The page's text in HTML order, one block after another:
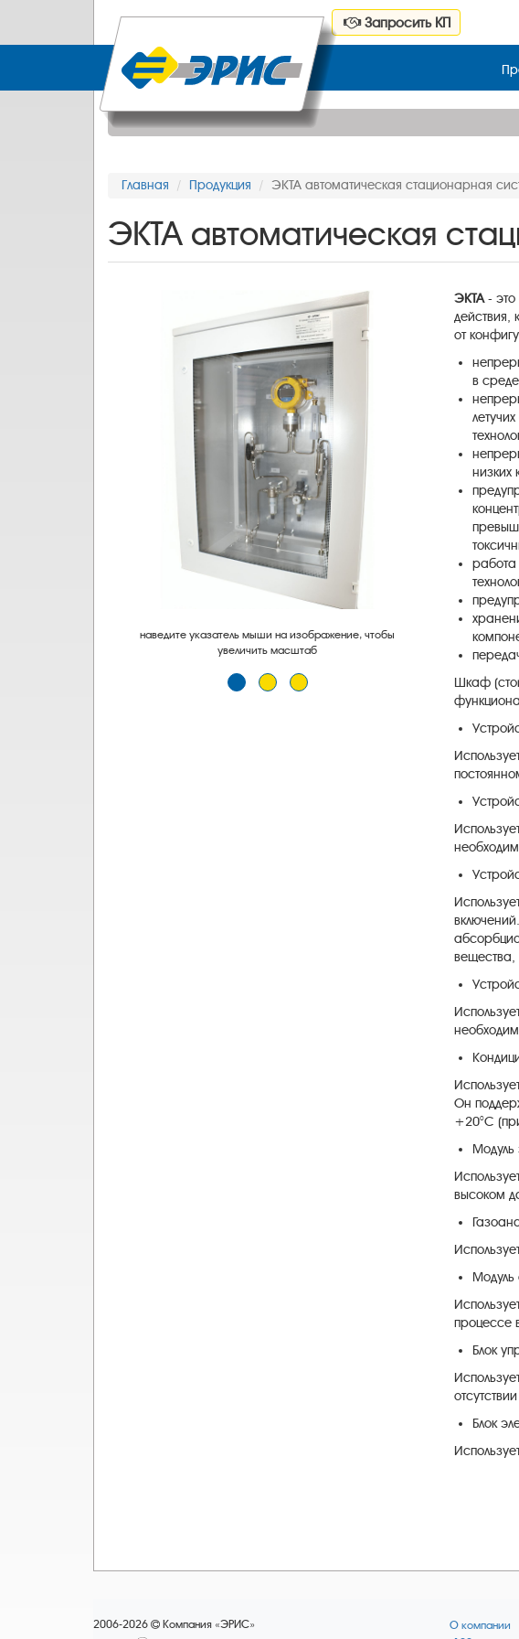
Запросить КП
Главная Продукция ЭКТА автоматическая стационарная
ЭКТА автоматическая
наведите указатель мыши на изображение, чтобы
увеличить масштаб
ЭКТА-
действия,
от
в среде
летучих
низких
Шкаф (
включений.
вещества,
Он
+20°C (
Модуль
высоком
процессе
Блок
отсутствии
Блок
2006-2026 Компания «ЭРИС»
О компании